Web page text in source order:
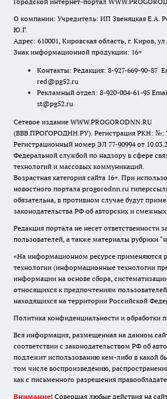
О компании: Учредитель: ИП Звеняцкая Е.А.
Ю.Г.
Адрес: 610001, Кировская область, г. Киров,
Знак информационной продукции: 16+
Контакты: Редакция: 8-927-669-90-87
red@pg52.ru
Рекламный отдел: 8-920-004-61-95
st@pg52.ru
Сетевое издание WWW.PROGORODNN.RU
(ВВВ.ПРОГОРОДНН.РУ). Регистрация РКН: №:
Регистрационный номер ЭЛ 77-90994 от
Федеральной службой по надзору в сфере
технологий и массовых коммуникаций.
Возрастная категория сайта 16+. При
новостного портала progorodnn.ru
обязательна, в противном случае будут
законодательства РФ об авторских и
Редакция портала не несет ответственности
пользователей, а также материалы рубрики
«На информационном ресурсе применяются
технологии (информационные технологии
информации на основе сбора,
относящихся к предпочтениям
находящихся на территории Российской
Политика конфиденциальности и обработки
Вся информация, размещенная на данном
соответствии с законодательством РФ об
подлежит использованию кем-либо в какой
том числе воспроизведению,
как с письменного разрешения
Внимание! Совершая любые действия на